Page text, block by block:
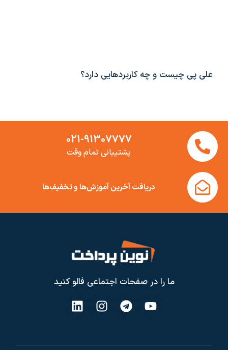
علی پی چیست و چه کاربردهایی دارد؟
۰۲۱-۹۱۳۰۷۷۷۷
پشتیبانی تمام وقت
دریافت آخرین آموزش‌ها و تخفیف‌ها
ما را در صفحات اجتماعی فالو کنید